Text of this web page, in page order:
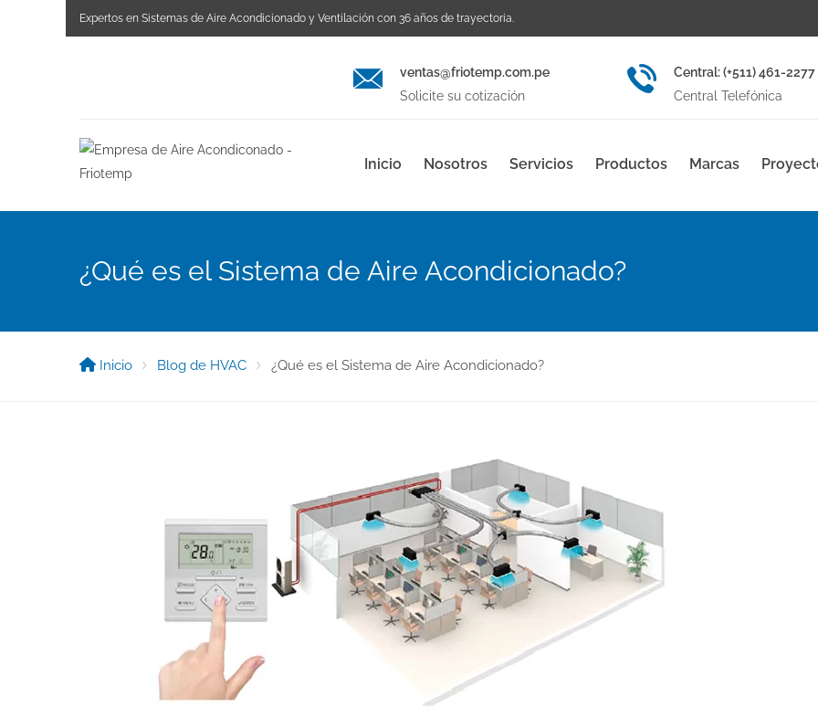
Expertos en Sistemas de Aire Acondicionado y Ventilación con 36 años de trayectoria.
ventas@friotemp.com.pe
Solicite su cotización
Central: (+511) 461-2277
Central Telefónica
Inicio Nosotros Servicios Productos Marcas
¿Qué es el Sistema de Aire Acondicionado?
Inicio Blog de HVAC ¿Qué es el Sistema de Aire Acondicionado?